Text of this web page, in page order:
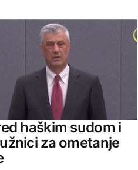
da
su
dali je ovo
podeliti
haškim sudom i
za ometanje